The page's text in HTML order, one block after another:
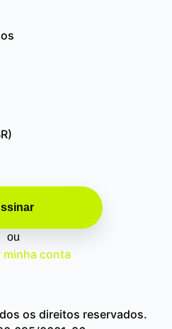
ou
minha conta
os direitos reservados.